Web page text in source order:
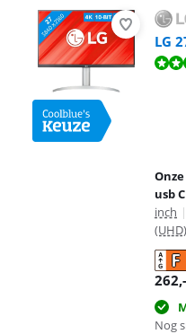
LG
Beoordeling is 9,0 van de 10,
usb
inch |
(UHD)
262,-
Nog